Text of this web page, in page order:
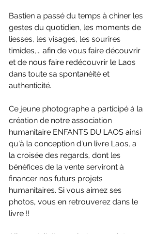
Bastien a passé du temps à chiner les
gestes du quotidien, les moments de
liesses, les visages, les sourires
timides,... afin de vous faire découvrir
et de nous faire redécouvrir le Laos
dans toute sa spontanéité et
authenticité.
Ce jeune photographe a participé à la
création de notre association
humanitaire ENFANTS DU LAOS ainsi
qu'à la conception d'un livre Laos, a
la croisée des regards, dont les
bénéfices de la vente serviront à
financer nos futurs projets
humanitaires. Si vous aimez ses
photos, vous en retrouverez dans le
livre !!